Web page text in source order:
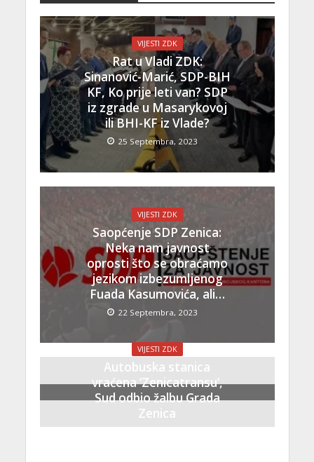
VIJESTI ZDK
Rat u Vladi ZDK:
Sinanović-Marić, SDP-BIH
KF, Ko prije leti van? SDP
iz zgrade u Masarykovoj
ili BHI-KF iz Vlade?
25 Septembra, 2023
VIJESTI ZDK
Saopćenje SDP Zenica:
Neka nam javnost
oprosti što se obraćamo
jezikom izbezumljenog
Fuada Kasumovića, ali…
22 Septembra, 2023
VIJESTI ZDK
Autobuska stanica
vraćena ‘Zenicatransu’,
Sud odbio žalbu Grada
Zenica